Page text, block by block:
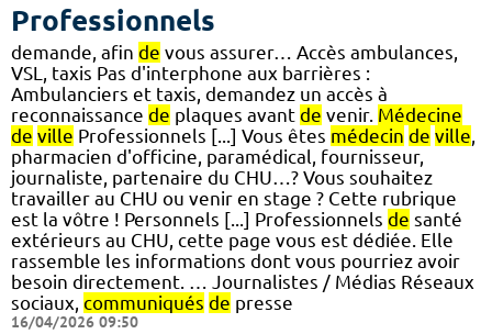
Professionnels
demande, afin de vous assurer… Accès ambulances,
VSL, taxis Pas d'interphone aux barrières :
Ambulanciers et taxis, demandez un accès à
reconnaissance de plaques avant de venir. Médecine
de ville Professionnels [...] Vous êtes médecin de ville
pharmacien d'officine, paramédical, fournisseur,
journaliste, partenaire du CHU…? Vous souhaitez
travailler au CHU ou venir en stage ? Cette rubrique
est la vôtre ! Personnels [...] Professionnels de santé
extérieurs au CHU, cette page vous est dédiée. Elle
rassemble les informations dont vous pourriez avoir
besoin directement. … Journalistes / Médias Réseaux
sociaux, communiqués de presse
16/04/2026 09:50